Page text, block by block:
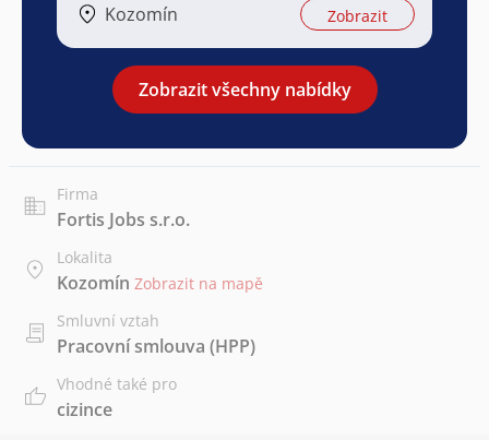
Kozomín Zobrazit
Zobrazit všechny nabídky
Firma
Fortis Jobs s.r.o.
Lokalita
Kozomín Zobrazit na mapě
Smluvní vztah
Pracovní smlouva (HPP)
Vhodné také pro
cizince